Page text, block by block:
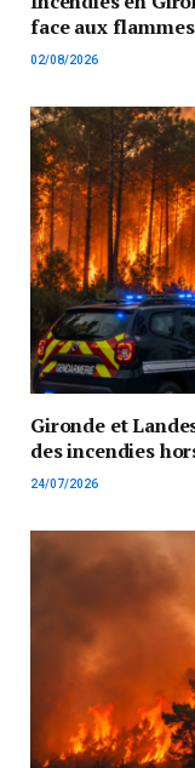
face aux flammes
02/08/2026
Gironde et
des incendies
24/07/2026